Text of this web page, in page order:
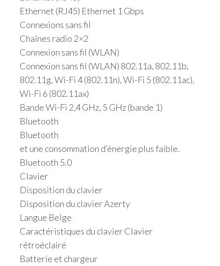
Ethernet (RJ45) Ethernet 1 Gbps
Connexions sans fil
Chaînes radio 2×2
Connexion sans fil (WLAN)
Connexion sans fil (WLAN) 802.11a, 802.11b,
802.11g, Wi-Fi 4 (802.11n), Wi-Fi 5 (802.11ac),
Wi-Fi 6 (802.11ax)
Bande Wi-Fi 2,4 GHz, 5 GHz (bande 1)
Bluetooth
Bluetooth
et une consommation d’énergie plus faible.
Bluetooth 5.0
Clavier
Disposition du clavier
Disposition du clavier Azerty
Langue Belge
Caractéristiques du clavier Clavier
rétroéclairé
Batterie et chargeur